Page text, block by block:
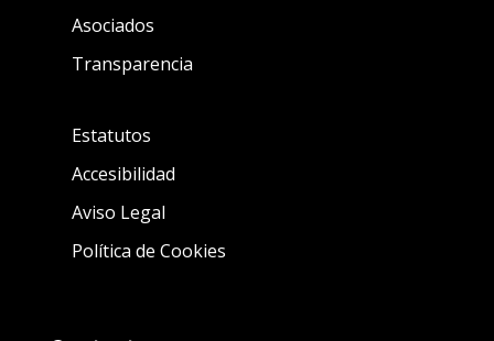
Asociados
Transparencia
Estatutos
Accesibilidad
Aviso Legal
Política de Cookies